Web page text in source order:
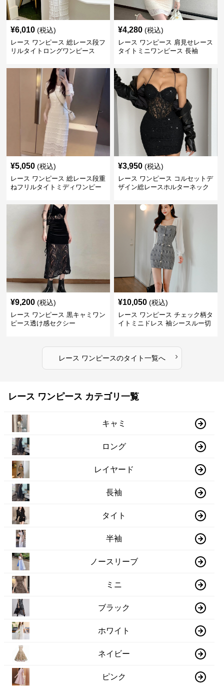
¥6,010 (税込)
レース ワンピース 総レース段フ
リルタイトロングワンピース
¥4,280 (税込)
レース ワンピース 肩見せレース
タイトミニワンピース 長袖
¥5,050 (税込)
レース ワンピース 総レース段重
ねフリルタイトミディワンピー
¥3,950 (税込)
レース ワンピース コルセットデ
ザイン総レースホルターネック
¥9,200 (税込)
レース ワンピース 黒キャミワン
ピース透け感セクシー
¥10,050 (税込)
レース ワンピース チェック柄タ
イトミニドレス 袖シースルー切
レース ワンピースのタイト一覧へ ›
レース ワンピース カテゴリ一覧
キャミ
ロング
レイヤード
長袖
タイト
半袖
ノースリーブ
ミニ
ブラック
ホワイト
ネイビー
ピンク